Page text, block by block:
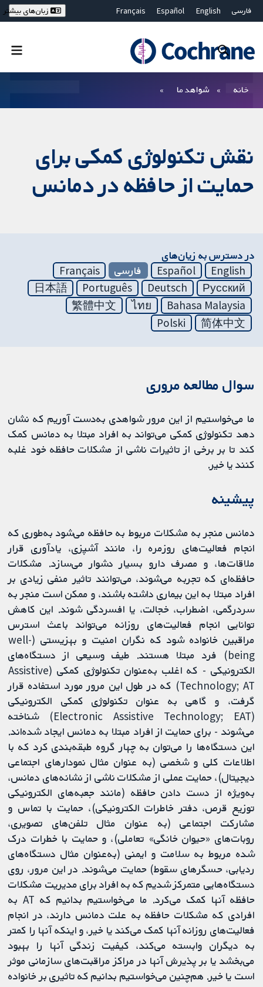
فارسی English
Español
Français
Bahasa Malaysia
ไทย
繁體中文
زبان‌های بیشتر
خانه شواهد ما
نقش تکنولوژی کمکی برای
حمایت از حافظه در دمانس
در دسترس به زیان‌های
English
Español فارسی
Français
Русский
Deutsch
Português
日本語
Bahasa Malaysia
ไทย
繁體中文
简体中文
Polski
سوال مطالعه مروری
ما می‌خواستیم از این مرور شواهدی به‌دست آوریم که نشان
دهد تکنولوژی کمکی می‌تواند به افراد مبتلا به دمانس کمک
کند تا بر برخی از تاثیرات ناشی از مشکلات حافظه خود غلبه
کنند یا خیر.
پیشینه
دمانس منجر به مشکلات مربوط به حافظه می‌شود به‌طوری که
انجام فعالیت‌های روزمره را، مانند آشپزی، یادآوری قرار
ملاقات‌ها، و مصرف دارو بسیار دشوار می‌سازد. مشکلات
حافظه‌ای که تجربه می‌شوند، می‌توانند تاثیر منفی زیادی بر
افراد مبتلا به این بیماری داشته باشند، و ممکن است منجر به
سردرگمی، اضطراب، خجالت، یا افسردگی شوند. این کاهش
توانایی انجام فعالیت‌های روزانه می‌تواند باعث استرس
مراقبین خانواده شود که نگران امنیت و بهزیستی (well-
being) فرد مبتلا هستند. طیف وسیعی از دستگاه‌های
الکترونیکی - که اغلب به‌عنوان تکنولوژی کمکی (Assistive
Technology; AT) که در طول این مرور مورد استفاده قرار
گرفت، و گاهی به عنوان تکنولوژی کمکی الکترونیکی
(Electronic Assistive Technology; EAT) شناخته
می‌شوند - برای حمایت از افراد مبتلا به دمانس ایجاد شده‌اند.
این دستگاه‌ها را می‌توان به چهار گروه طبقه‌بندی کرد که با
اطلاعات کلی و شخصی (به عنوان مثال نمودار‌های اجتماعی
دیجیتال)، حمایت عملی از مشکلات ناشی از نشانه‌های دمانس،
به‌ویژه از دست دادن حافظه (مانند جعبه‌های الکترونیکی
توزیع قرص، دفتر خاطرات الکترونیکی)، حمایت با تماس و
مشارکت اجتماعی (به عنوان مثال تلفن‌های تصویری،
روبات‌های «حیوان خانگی» تعاملی)، و حمایت با خطرات درک
شده مربوط به سلامت و ایمنی (به‌عنوان مثال دستگاه‌های
ردیابی، حسگرهای سقوط) حمایت می‌شوند. در این مرور، روی
دستگاه‌هایی متمرکز شدیم که به افراد برای مدیریت مشکلات
حافظه آنها کمک می‌کرد. ما می‌خواستیم بدانیم که AT به
افرادی که مشکلات حافظه به علت دمانس دارند، در انجام
فعالیت‌های روزانه آنها کمک می‌کند یا خیر، و اینکه آنها را کمتر
به دیگران وابسته می‌کند، کیفیت زندگی آنها را بهبود
می‌بخشد یا بر پذیرش آنها در مراکز مراقبت‌های سازمانی موثر
است یا خیر. هم‌چنین می‌خواستیم بدانیم که تاثیری بر خانواده